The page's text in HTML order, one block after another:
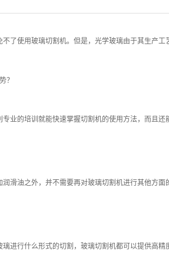
了使用玻璃切割机。但是，光学玻璃由于其生产
的培训就能快速掌握切割机的使用方法，而且还
滑油之外，并不需要再对玻璃切割机进行其他方
进行什么形式的切割，玻璃切割机都可以提供高